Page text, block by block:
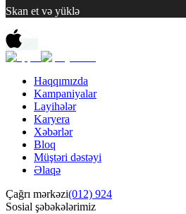
Skan et və yüklə
Haqqımızda
Kampaniyalar
Layihələr
Karyera
Xəbərlər
Bloq
Müştəri dəstəyi
Əlaqə
Çağrı mərkəzi(012) 924
Sosial şəbəkələrimiz